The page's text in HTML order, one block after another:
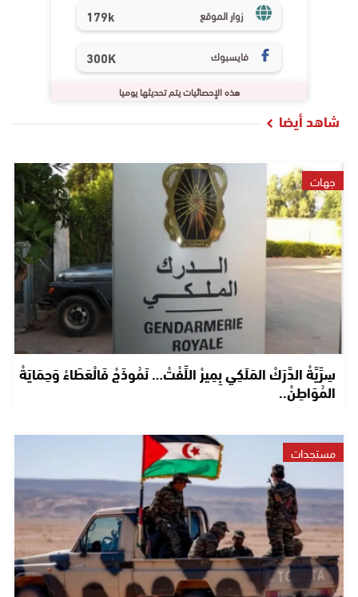
زوار الموقع 179k
فايسبوك 300K
هذه الإحصائيات يتم تحديثها يوميا
شاهد أيضا
جهات
سِرِّيَّةْ الدَّرَكْ المَلَكِي بِمِيرْ اللِّفْتْ… نَمُوذَجْ فَالْعَطَاءْ وَحِمَايَةْ
المُوَاطِنْ..
مستجدات